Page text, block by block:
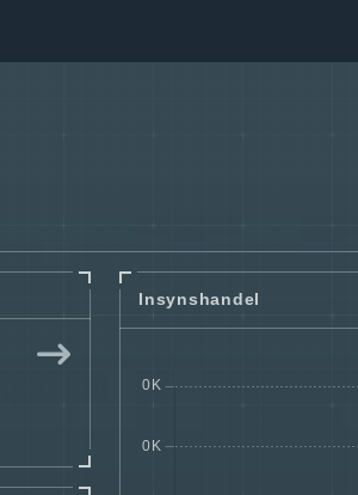
Insynshandel